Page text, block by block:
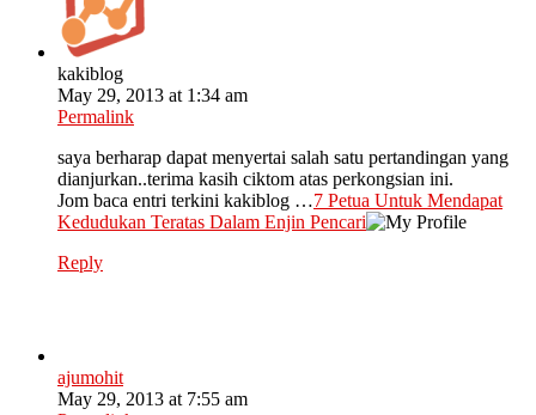
kakiblog
May 29, 2013 at 1:34 am
Permalink
saya berharap dapat menyertai salah satu pertandingan yang
dianjurkan..terima kasih ciktom atas perkongsian ini.
Jom baca entri terkini kakiblog …7 Petua Untuk Mendapat
Kedudukan Teratas Dalam Enjin Pencari
Reply
ajumohit
May 29, 2013 at 7:55 am